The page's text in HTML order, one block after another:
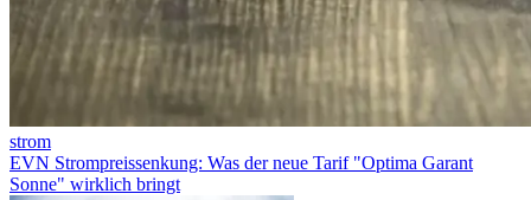
strom
EVN Strompreissenkung: Was der neue Tarif "Optima Garant
Sonne" wirklich bringt